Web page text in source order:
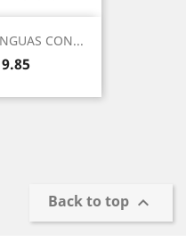
CON...
Back to top 